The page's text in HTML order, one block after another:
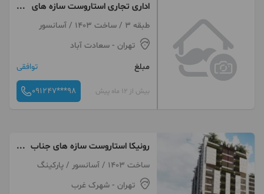
اداری تجاری استاروست سازه های
جناب قربانی
طبقه 3 / ساخت 1403 / آسانسور
تهران - سعادت آباد
مبلغ
توافقی
بیش از 12 ماه پیش 091247***98
رونیکا استاروست سازه های جناب
قربانی
ساخت 1403 / آسانسور / پارکینگ
تهران - شهرک غرب